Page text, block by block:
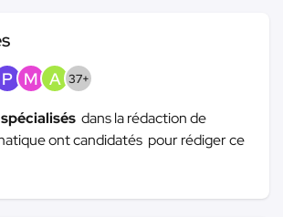
P M A 37+
dans la rédaction de
ont candidatés pour rédiger ce